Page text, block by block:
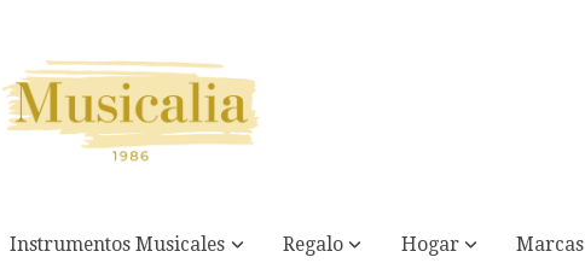
Instrumentos Musicales Regalo Hogar Marcas